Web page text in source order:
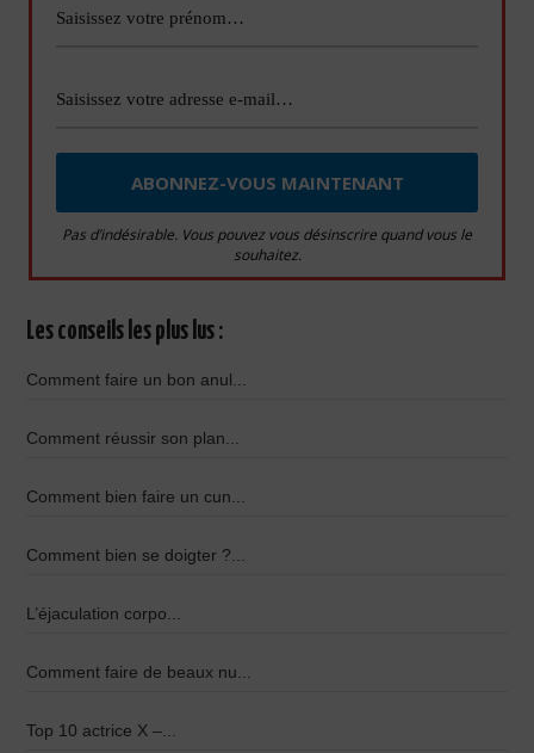
Pas d’indésirable. Vous pouvez vous désinscrire quand vous le
souhaitez.
Les conseils les plus lus :
Comment faire un bon anul...
Comment réussir son plan...
Comment bien faire un cun...
Comment bien se doigter ?...
L’éjaculation corpo...
Comment faire de beaux nu...
Top 10 actrice X –...